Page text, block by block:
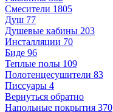
Смесители 1805
Душ 77
Душевые кабины 203
Инсталляции 70
Биде 96
Теплые полы 109
Полотенцесушители 83
Писсуары 4
Вернуться обратно
Напольные покрытия 370